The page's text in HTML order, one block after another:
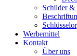
Schilder &
Werbemittel
Kontakt
Über uns